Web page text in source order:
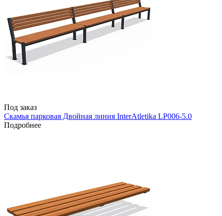
Под заказ
Скамья парковая Двойная линия InterAtletika LP006-5.0
Подробнее